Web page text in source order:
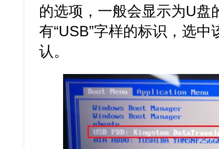
的选项，一般会显示为U盘
有“USB”字样的标识，选
认。